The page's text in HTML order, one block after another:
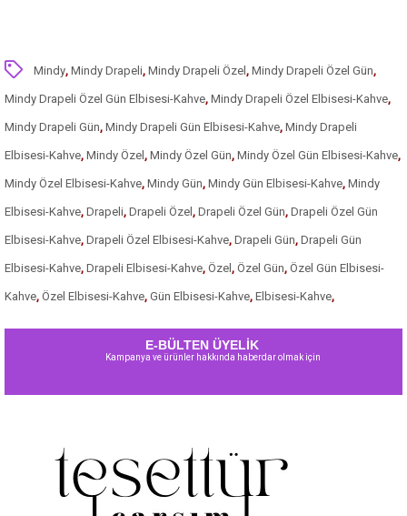
Mindy, Mindy Drapeli, Mindy Drapeli Özel , Mindy Drapeli Özel Gün,
Mindy Drapeli Özel Gün Elbisesi-Kahve, Mindy Drapeli Özel Elbisesi-Kahve,
Mindy Drapeli Gün, Mindy Drapeli Gün Elbisesi-Kahve, Mindy Drapeli
Elbisesi-Kahve, Mindy Özel , Mindy Özel Gün, Mindy Özel Gün Elbisesi-Kahve,
Mindy Özel Elbisesi-Kahve, Mindy Gün, Mindy Gün Elbisesi-Kahve, Mindy
Elbisesi-Kahve, Drapeli, Drapeli Özel , Drapeli Özel Gün, Drapeli Özel Gün
Elbisesi-Kahve, Drapeli Özel Elbisesi-Kahve, Drapeli Gün, Drapeli Gün
Elbisesi-Kahve, Drapeli Elbisesi-Kahve, Özel , Özel Gün, Özel Gün Elbisesi-
Kahve, Özel Elbisesi-Kahve, Gün Elbisesi-Kahve, Elbisesi-Kahve,
E-BÜLTEN ÜYELİK
Kampanya ve ürünler hakkında haberdar olmak için